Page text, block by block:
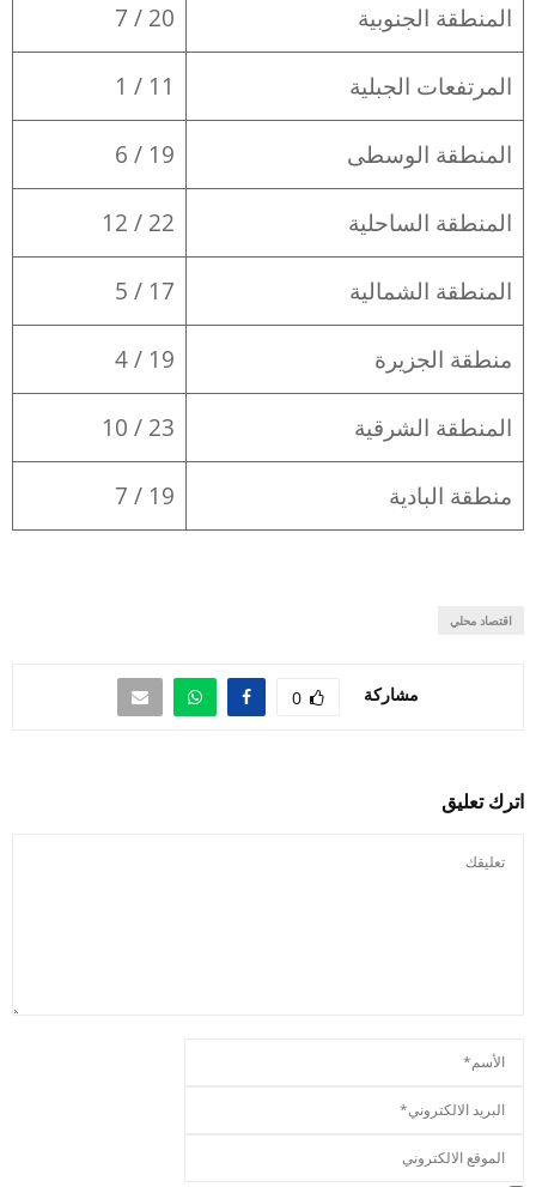
المنطقة الجنوبية 20 / 7
المرتفعات الجبلية 11 / 1
المنطقة الوسطى 19 / 6
المنطقة الساحلية 22 / 12
المنطقة الشمالية 17 / 5
منطقة الجزيرة 19 / 4
المنطقة الشرقية 23 / 10
منطقة البادية 19 / 7
اقتصاد محلي
مشاركة 0
اترك تعليق